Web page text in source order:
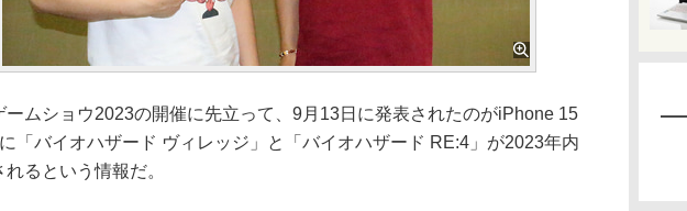
ムショウ2023の開催に先立って、9月13日に発表されたのがiPhone 15
「バイオハザード ヴィレッジ」と「バイオハザード RE:4」が2023年内
れるという情報だ。